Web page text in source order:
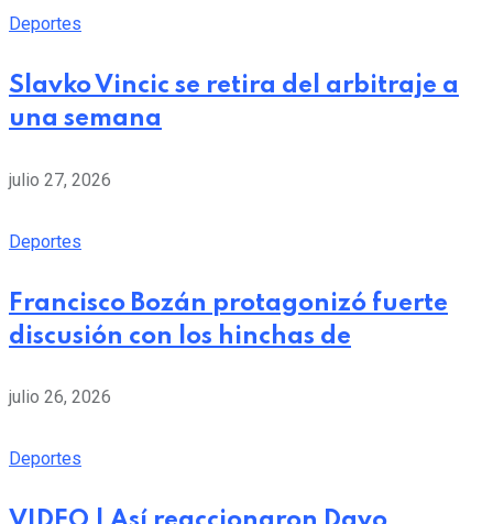
Deportes
Slavko Vincic se retira del arbitraje a
una semana
julio 27, 2026
Deportes
Francisco Bozán protagonizó fuerte
discusión con los hinchas de
julio 26, 2026
Deportes